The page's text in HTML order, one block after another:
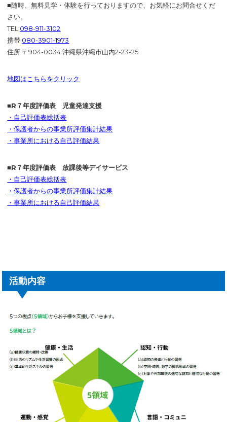
■随時、無料見学・体験を行っておりますので、お気軽にお問合せくだ
さい。
TEL:098-911-3102
携帯:080-3901-1973
住所:〒904-0034 沖縄県沖縄市山内2-23-25
地図はこちらをクリック
■R７年度評価表 児童発達支援
・自己評価表総括表
・保護者からの事業所評価集計結果
・事業所における自己評価結果
■R７年度評価表 放課後等デイサービス
・自己評価表総括表
・保護者からの事業所評価集計結果
・事業所における自己評価結果
活動内容